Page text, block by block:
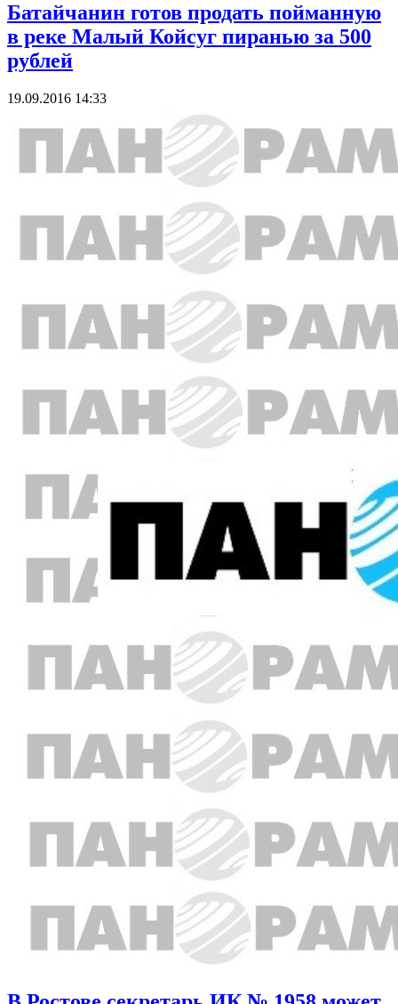
Батайчанин готов продать пойманную
в реке Малый Койсуг пиранью за 500
рублей
19.09.2016 14:33